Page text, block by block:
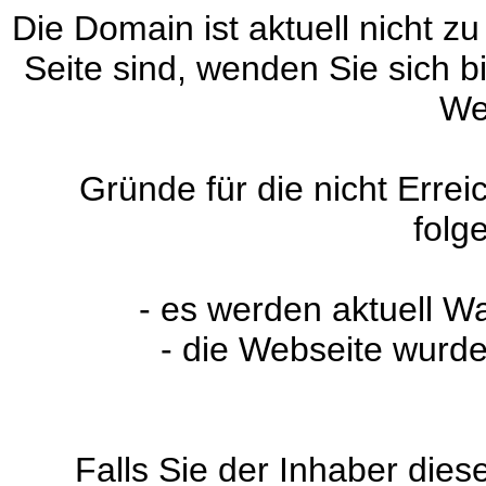
Die Domain ist aktuell nicht
Seite sind, wenden Sie sich
Gründe für die nicht
- es werden aktuell
- die Webseite
Falls Sie der Inhaber